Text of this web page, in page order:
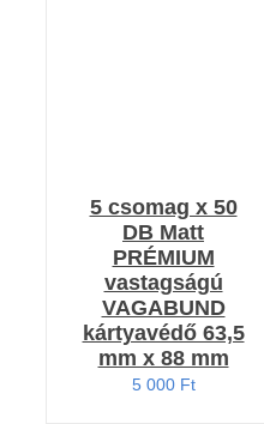
5 csomag x 50
DB Matt
PRÉMIUM
vastagságú
VAGABUND
kártyavédő 63,5
mm x 88 mm
5 000 Ft